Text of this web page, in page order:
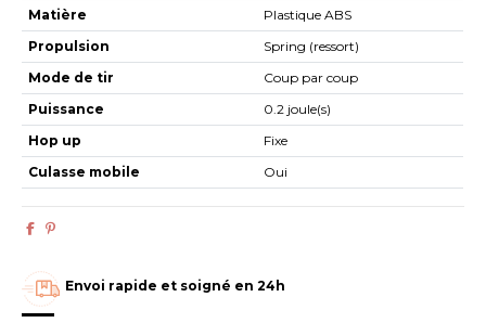
Matière
Plastique ABS
Propulsion
Spring (ressort)
Mode de tir
Coup par coup
Puissance
0.2 joule(s)
Hop up
Fixe
Culasse mobile
Oui
Envoi rapide et soigné en 24h